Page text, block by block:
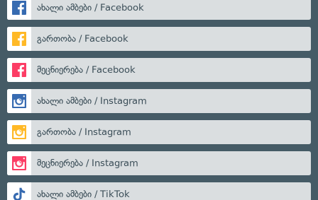
ახალი ამბები / Facebook
გართობა / Facebook
მეცნიერება / Facebook
ახალი ამბები / Instagram
გართობა / Instagram
მეცნიერება / Instagram
ახალი ამბები / TikTok